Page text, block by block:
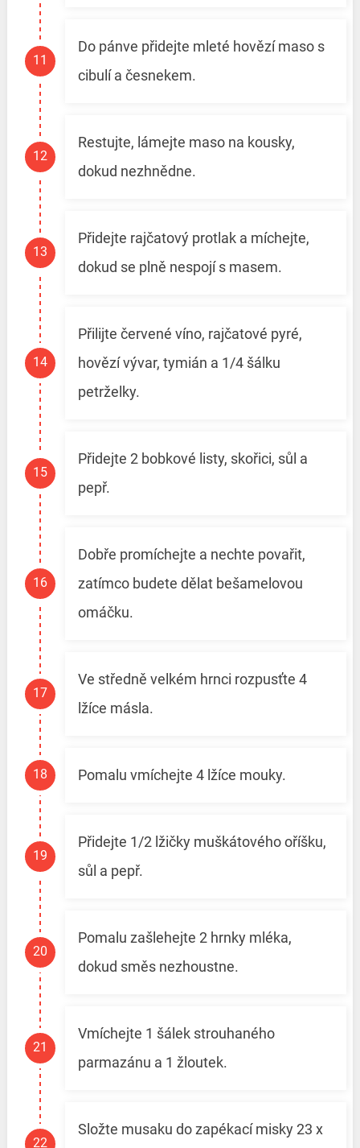
Do pánve přidejte mleté ​​hovězí maso s
cibulí a česnekem.
Restujte, lámejte maso na kousky,
dokud nezhnědne.
Přidejte rajčatový protlak a míchejte,
dokud se plně nespojí s masem.
Přilijte červené víno, rajčatové pyré,
hovězí vývar, tymián a 1/4 šálku
petrželky.
Přidejte 2 bobkové listy, skořici, sůl a
pepř.
Dobře promíchejte a nechte povařit,
zatímco budete dělat bešamelovou
omáčku.
Ve středně velkém hrnci rozpusťte 4
lžíce másla.
Pomalu vmíchejte 4 lžíce mouky.
Přidejte 1/2 lžičky muškátového oříšku,
sůl a pepř.
Pomalu zašlehejte 2 hrnky mléka,
dokud směs nezhoustne.
Vmíchejte 1 šálek strouhaného
parmazánu a 1 žloutek.
Složte musaku do zapékací misky 23 x